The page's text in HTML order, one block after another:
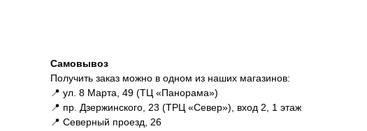
Самовывоз
Получить заказ можно в одном из наших магазинов:
📍 ул. 8 Марта, 49 (ТЦ «Панорама»)
📍 пр. Дзержинского, 23 (ТРЦ «Север»), вход 2, 1 этаж
📍 Северный проезд, 26